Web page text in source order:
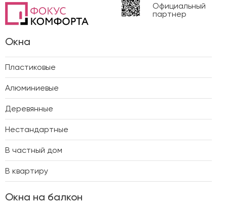
Официальный
партнер
Окна
Пластиковые
Алюминиевые
Деревянные
Нестандартные
В частный дом
В квартиру
Окна на балкон